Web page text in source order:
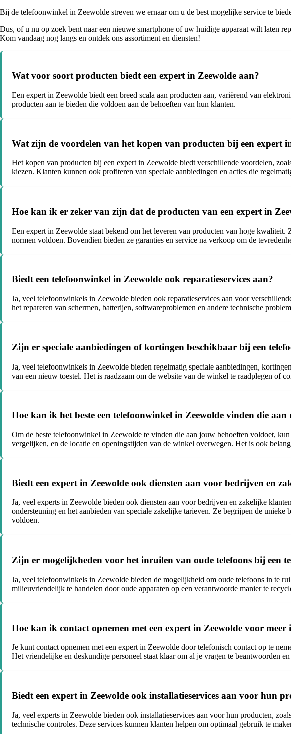
Bij de telefoonwinkel in Zeewolde streven we ernaar om u de best mogelijke service te
Dus, of u nu op zoek bent naar een nieuwe smartphone of uw huidige apparaat wilt laten
Kom vandaag nog langs en ontdek ons assortiment en diensten!
Wat voor soort producten biedt een expert in Zeewolde aan?
Een expert in Zeewolde biedt een breed scala aan producten aan, variërend van
producten aan te bieden die voldoen aan de behoeften van hun klanten.
Wat zijn de voordelen van het kopen van producten bij een expert
Het kopen van producten bij een expert in Zeewolde biedt verschillende voordelen,
kiezen. Klanten kunnen ook profiteren van speciale aanbiedingen en acties die
Hoe kan ik er zeker van zijn dat de producten van een expert in
Een expert in Zeewolde staat bekend om het leveren van producten van hoge
normen voldoen. Bovendien bieden ze garanties en service na verkoop om de
Biedt een telefoonwinkel in Zeewolde ook reparatieservices aan?
Ja, veel telefoonwinkels in Zeewolde bieden ook reparatieservices aan voor
het repareren van schermen, batterijen, softwareproblemen en andere technische
Zijn er speciale aanbiedingen of kortingen beschikbaar bij een
Ja, veel telefoonwinkels in Zeewolde bieden regelmatig speciale aanbiedingen,
van een nieuw toestel. Het is raadzaam om de website van de winkel te raadplegen of
Hoe kan ik het beste een telefoonwinkel in Zeewolde vinden die
Om de beste telefoonwinkel in Zeewolde te vinden die aan jouw behoeften voldoet,
vergelijken, en de locatie en openingstijden van de winkel overwegen. Het is ook
Biedt een expert in Zeewolde ook diensten aan voor bedrijven en
Ja, veel experts in Zeewolde bieden ook diensten aan voor bedrijven en zakelijke
ondersteuning en het aanbieden van speciale zakelijke tarieven. Ze begrijpen de
voldoen.
Zijn er mogelijkheden voor het inruilen van oude telefoons bij een
Ja, veel telefoonwinkels in Zeewolde bieden de mogelijkheid om oude telefoons in te
milieuvriendelijk te handelen door oude apparaten op een verantwoorde manier te
Hoe kan ik contact opnemen met een expert in Zeewolde voor
Je kunt contact opnemen met een expert in Zeewolde door telefonisch contact op te
Het vriendelijke en deskundige personeel staat klaar om al je vragen te beantwoorden
Biedt een expert in Zeewolde ook installatieservices aan voor hun
Ja, veel experts in Zeewolde bieden ook installatieservices aan voor hun producten,
technische controles. Deze services kunnen klanten helpen om optimaal gebruik te